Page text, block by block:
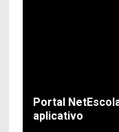
Portal
aplicativo